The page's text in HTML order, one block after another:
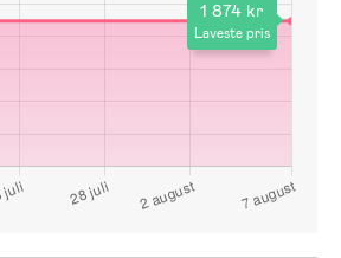
1 874 kr
Laveste pris